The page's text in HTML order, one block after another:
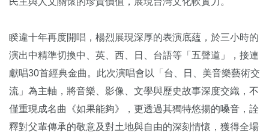
睽違十年再度開唱，楊烈展現深厚的表演底蘊，於三小時的
演出中精準切換中、英、西、日、台語等「五聲道」，接連
獻唱30首經典金曲。此次演唱會以「台、日、美音樂藝術交
流」為主軸，將音樂、影像、文學與歷史故事深度交織，不
僅重現成名曲《如果能夠》，更透過其獨特悠揚的嗓音，詮
釋對父輩傳承的敬意及對土地與自由的深刻情懷，獲得全場